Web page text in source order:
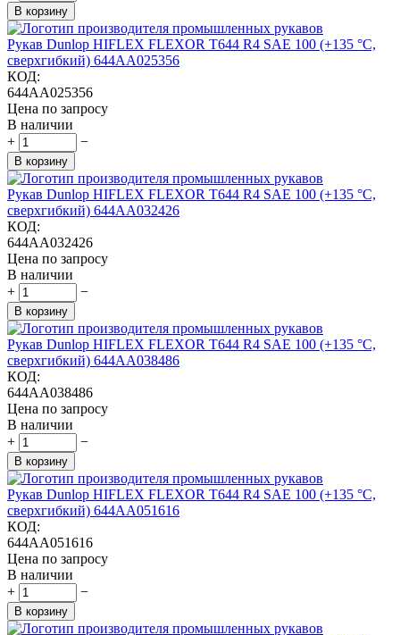
В корзину
Рукав Dunlop HIFLEX FLEXOR T644 R4 SAE 100 (+135 °С,
сверхгибкий) 644AA025356
КОД:
644AA025356
Цена по запросу
В наличии
+
−
В корзину
Рукав Dunlop HIFLEX FLEXOR T644 R4 SAE 100 (+135 °С,
сверхгибкий) 644AA032426
КОД:
644AA032426
Цена по запросу
В наличии
+
−
В корзину
Рукав Dunlop HIFLEX FLEXOR T644 R4 SAE 100 (+135 °С,
сверхгибкий) 644AA038486
КОД:
644AA038486
Цена по запросу
В наличии
+
−
В корзину
Рукав Dunlop HIFLEX FLEXOR T644 R4 SAE 100 (+135 °С,
сверхгибкий) 644AA051616
КОД:
644AA051616
Цена по запросу
В наличии
+
−
В корзину